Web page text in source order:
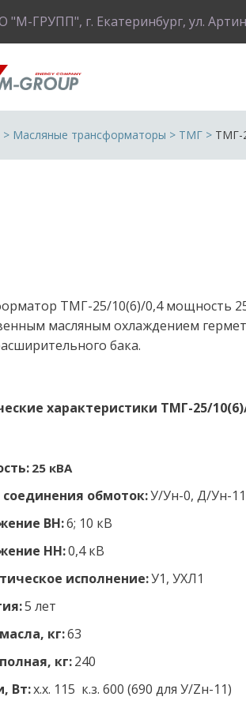
"М-ГРУПП", г. Екатеринбург, ул.
> Масляные трансформаторы > ТМГ > ТМГ-
ТМГ-25/10(6)/0,4 мощность
масляным охлаждением
бака.
характеристики ТМГ-25/
25 кВА
обмоток:У/Ун-0, Д/Ун-
ВН: 6; 10 кВ
НН: 0,4 кВ
исполнение: У1, УХЛ1
5 лет
кг: 63
кг: 240
Вт: х.х. 115  к.з. 600 (690 для У/Zн-11)